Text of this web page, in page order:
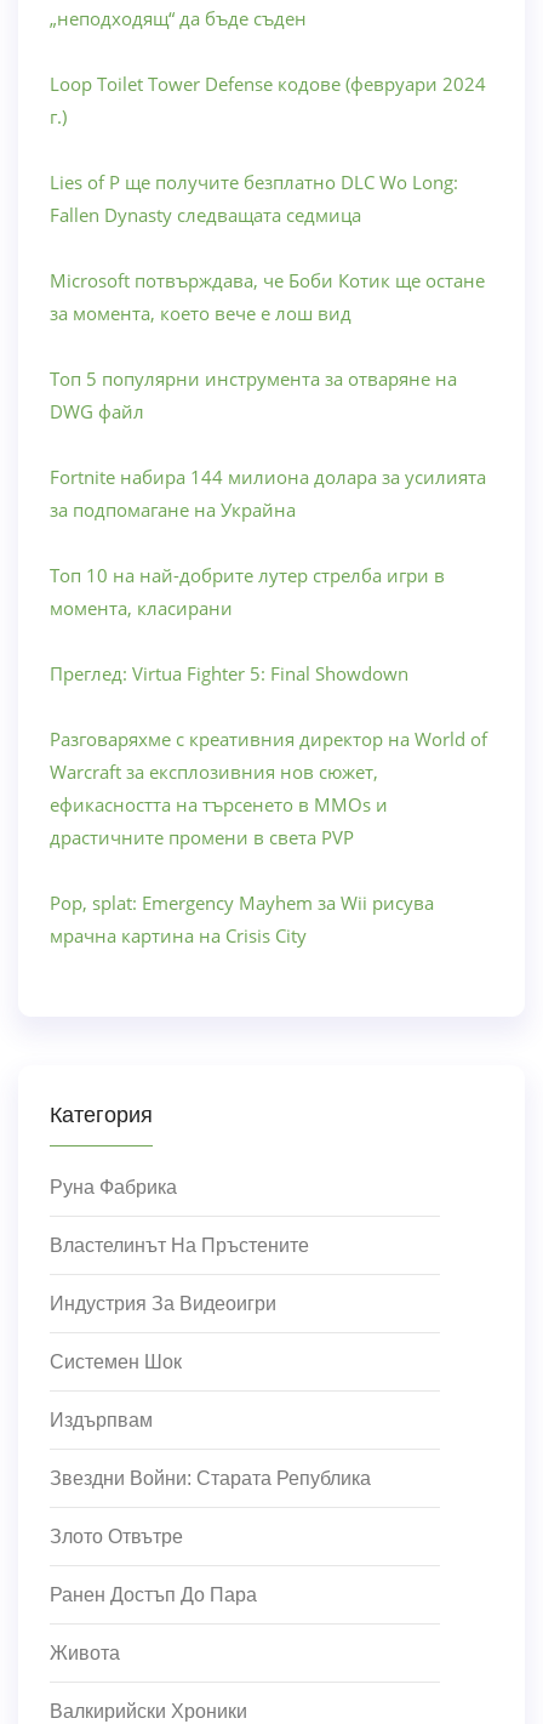
„неподходящ“ да бъде съден
Loop Toilet Tower Defense кодове (февруари 2024
г.)
Lies of P ще получите безплатно DLC Wo Long:
Fallen Dynasty следващата седмица
Microsoft потвърждава, че Боби Котик ще остане
за момента, което вече е лош вид
Топ 5 популярни инструмента за отваряне на
DWG файл
Fortnite набира 144 милиона долара за усилията
за подпомагане на Украйна
Топ 10 на най-добрите лутер стрелба игри в
момента, класирани
Преглед: Virtua Fighter 5: Final Showdown
Разговаряхме с креативния директор на World of
Warcraft за експлозивния нов сюжет,
ефикасността на търсенето в MMOs и
драстичните промени в света PVP
Pop, splat: Emergency Mayhem за Wii рисува
мрачна картина на Crisis City
Категория
Руна Фабрика
Властелинът На Пръстените
Индустрия За Видеоигри
Системен Шок
Издърпвам
Звездни Войни: Старата Република
Злото Отвътре
Ранен Достъп До Пара
Живота
Валкирийски Хроники